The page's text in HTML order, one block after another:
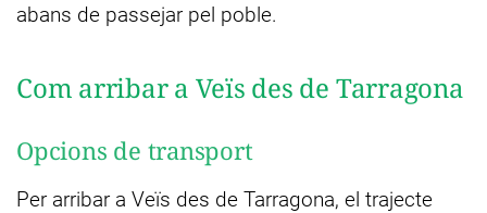
abans de passejar pel poble.
Com arribar a Veïs des de Tarragona
Opcions de transport
Per arribar a Veïs des de Tarragona, el trajecte